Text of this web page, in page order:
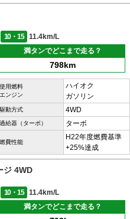
10・15
11.4km/L
満タンでどこまで走る？
798km
使用燃料
エンジン
ハイオク
ガソリン
駆動方式 4WD
過給器（ターボ） ターボ
燃費性能
H22年度燃費基準
+25%達成
ジ 4WD
10・15
11.4km/L
満タンでどこまで走る？